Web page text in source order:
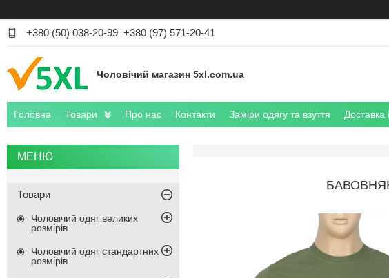
+380 (50) 038-20-99 +380 (97) 571-20-41
Чоловічий магазин 5xl.com.ua
Головна Товари Про нас Контакти Заміри одягу та взуття Доставка
Товари
Чоловічий одяг великих
розмірів
Чоловічий одяг стандартних
розмірів